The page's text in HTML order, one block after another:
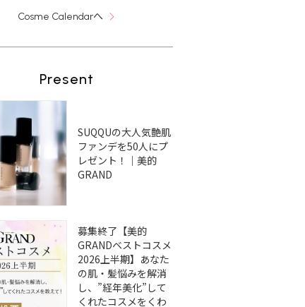
Cosme Calendarへ
Present
SUQQUの大人気艶肌
ファンデを50人にプ
レゼント！｜美的
GRAND
募集終了【美的
GRANDベストコスメ
2026上半期】あなた
の肌・髪悩みを解消
し、”経年美化”して
くれたコスメをくわ